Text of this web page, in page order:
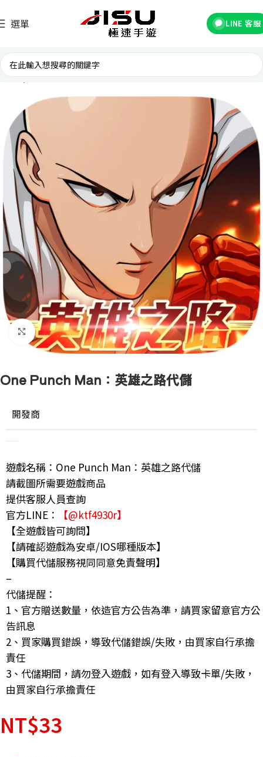
選單 LINE 客服
首頁 台灣遊戲
點擊放大
One Punch Man：英雄之路代儲
開發商
遊戲名稱：One Punch Man：英雄之路代儲
請截圖所需要遊戲商品
提供客服人員查詢
官方LINE：
【@ktf4930r】
【全遊戲皆可詢問】
【請確認遊戲為安卓/IOS哪種版本】
【購買代儲服務視同同意免責聲明】
–
代儲提醒：
1、官方贈送數量，依造官方公告為準，請買家留意官方公
告訊息
2、買家購買錯誤，導致代儲錯誤/失敗，由買家自行承擔
責任
3、代儲期間，請勿登入遊戲，如有登入導致卡單/失敗，
由買家自行承擔責任
NT$33